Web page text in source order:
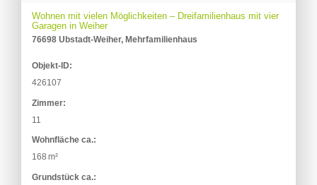
Wohnen mit vielen Möglichkeiten – Dreifamilienhaus mit vier
Garagen in Weiher
76698 Ubstadt-Weiher, Mehrfamilienhaus
Objekt-ID:
426107
Zimmer:
11
Wohnfläche ca.:
168 m²
Grund­stück ca.: